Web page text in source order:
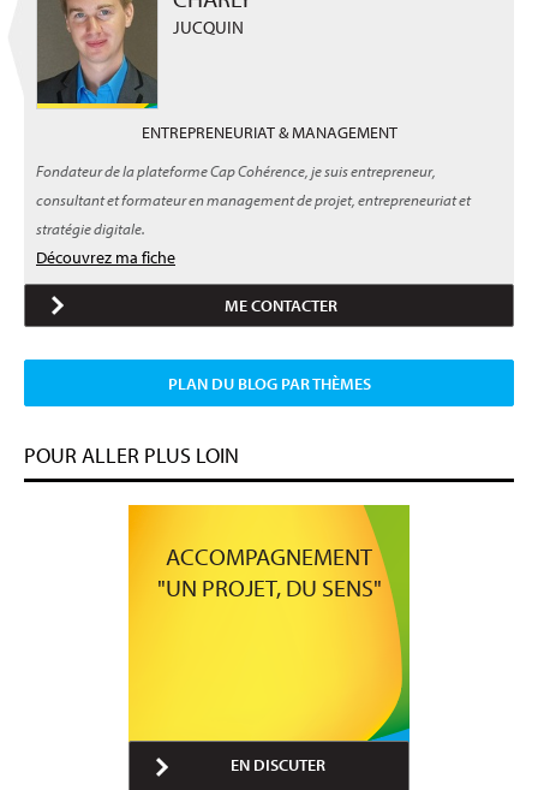
JUCQUIN
ENTREPRENEURIAT & MANAGEMENT
Fondateur de la plateforme Cap Cohérence, je suis entrepreneur,
consultant et formateur en management de projet, entrepreneuriat et
stratégie digitale.
Découvrez ma fiche
ME CONTACTER
PLAN DU BLOG PAR THÈMES
POUR ALLER PLUS LOIN
ACCOMPAGNEMENT
"UN PROJET, DU SENS"
EN DISCUTER